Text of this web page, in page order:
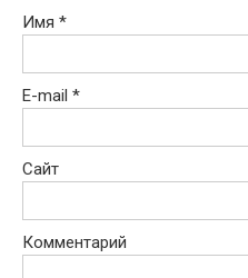
Имя *
E-mail *
Сайт
Комментарий